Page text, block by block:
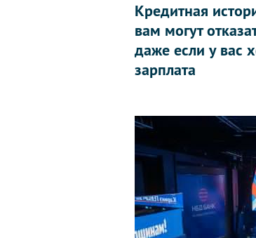
Кредитная
вам могут
даже если у вас
зарплата